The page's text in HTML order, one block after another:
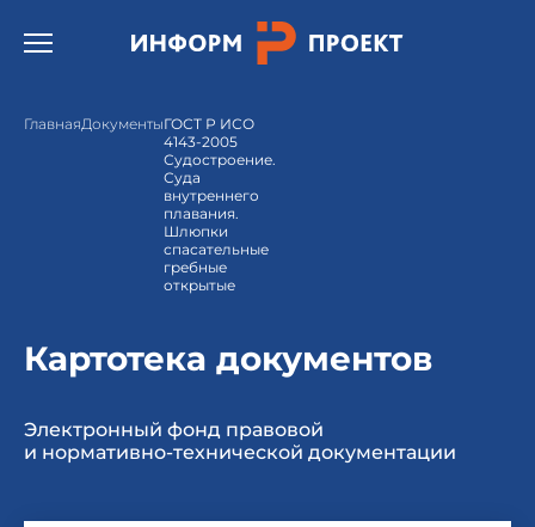
Открыть бургер меню.
ГлавнаяДокументыГОСТ Р ИСО
4143-2005
Судостроение.
Суда
внутреннего
плавания.
Шлюпки
спасательные
гребные
открытые
Картотека документов
Электронный фонд правовой
и нормативно-технической документации